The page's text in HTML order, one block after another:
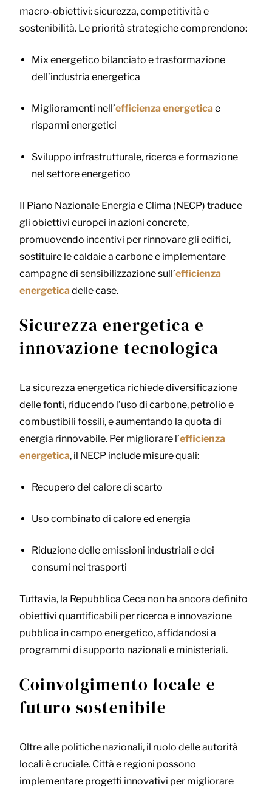
macro-obiettivi: sicurezza, competitività e
sostenibilità. Le priorità strategiche comprendono:
Mix energetico bilanciato e trasformazione
dell’industria energetica
Miglioramenti nell’efficienza energetica e
risparmi energetici
Sviluppo infrastrutturale, ricerca e formazione
nel settore energetico
Il Piano Nazionale Energia e Clima (NECP) traduce
gli obiettivi europei in azioni concrete,
promuovendo incentivi per rinnovare gli edifici,
sostituire le caldaie a carbone e implementare
campagne di sensibilizzazione sull’efficienza
energetica delle case.
Sicurezza energetica e
innovazione tecnologica
La sicurezza energetica richiede diversificazione
delle fonti, riducendo l’uso di carbone, petrolio e
combustibili fossili, e aumentando la quota di
energia rinnovabile. Per migliorare l’efficienza
energetica, il NECP include misure quali:
Recupero del calore di scarto
Uso combinato di calore ed energia
Riduzione delle emissioni industriali e dei
consumi nei trasporti
Tuttavia, la Repubblica Ceca non ha ancora definito
obiettivi quantificabili per ricerca e innovazione
pubblica in campo energetico, affidandosi a
programmi di supporto nazionali e ministeriali.
Coinvolgimento locale e
futuro sostenibile
Oltre alle politiche nazionali, il ruolo delle autorità
locali è cruciale. Città e regioni possono
implementare progetti innovativi per migliorare